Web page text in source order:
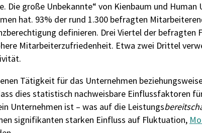
Die große Unbekannte“ von Kienbaum und
hat. 93% der rund 1.300 befragten
definieren. Drei Viertel der befragten
Mitarbeiterzufriedenheit. Etwa zwei Drittel
Tätigkeit für das Unternehmen
ss dies statistisch nachweisbare Einflussfaktoren
Unternehmen ist – was auf die Leistungs
signifikanten starken Einfluss auf Fluktuation,